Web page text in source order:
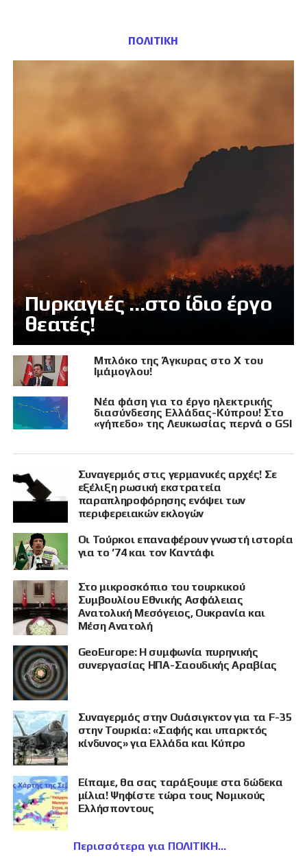
ΠΟΛΙΤΙΚΗ
Πυρκαγιές …στο ίδιο έργο
θεατές!
Μπλόκο της Άγκυρας στο X του
Ιμάμογλου!
Νέα φάση για το έργο ηλεκτρικής
διασύνδεσης Ελλάδας-Κύπρου! Στο
«γήπεδο» της Λευκωσίας περνά ο GSI
Συναγερμός στις γερμανικές αρχές! Σε
εξέλιξη ρωσική εκστρατεία
παραπληροφόρησης ενόψει των
περιφερειακών εκλογών
Οι Τούρκοι επαναφέρουν γνωστή ιστορία
για το ’74 και τον Καντάφι
Στο μικροσκόπιο του τουρκικού
Συμβουλίου Εθνικής Ασφάλειας
Ανατολική Μεσόγειος, Ουκρανία και
Μέση Ανατολή
GeoEurope: Η συμφωνία πυρηνικής
συνεργασίας ΗΠΑ-Σαουδικής Αραβίας
Συναγερμός στην Ουάσιγκτον για τα F-35
στην Τουρκία: «Σαφής και υπαρκτός
κίνδυνος» για Ελλάδα και Κύπρο
Είπαμε, θα σας ταράξουμε στα δώδεκα
μίλια! Ψηφίστε τώρα τους Νομικούς
Ελλήσποντους
Περισσότερα για ΠΟΛΙΤΙΚΗ